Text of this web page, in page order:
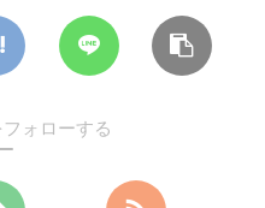
ォローする